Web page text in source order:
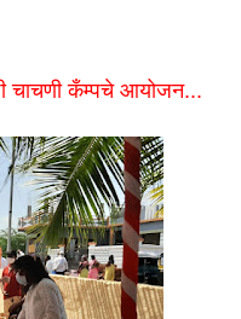
चाचणी कँम्पचे आयोजन...